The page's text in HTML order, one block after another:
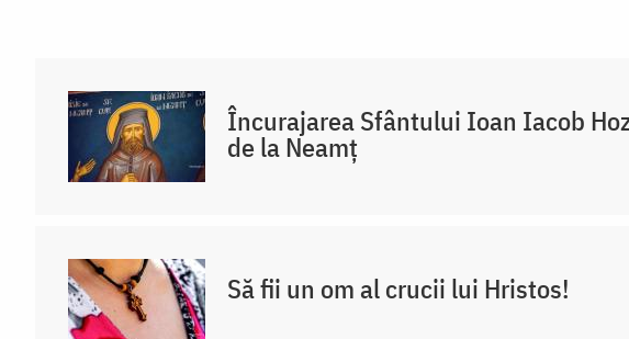
Încurajarea Sfântului Ioan Iacob
de la Neamț
Să fii un om al crucii lui Hristos!